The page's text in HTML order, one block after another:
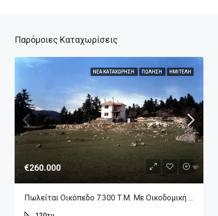
Παρόμοιες Καταχωρίσεις
ΝΈΑ ΚΑΤΑΧΏΡΗΣΗ ΠΏΛΗΣΗ ΗΜΙΤΕΛΉ
€260.000
Πωλείται Οικόπεδο 7.300 Τ.μ. Με Οικοδομική Άδεια & Ημιτελή Μεζονέτα Στην Αράχωβα – Λιβάδι